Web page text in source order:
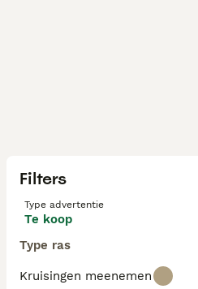
Filters
Type advertentie
Te koop
Type ras
Kruisingen meenemen